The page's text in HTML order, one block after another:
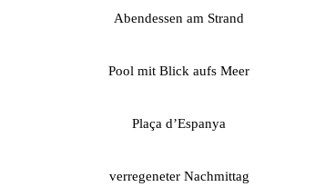
Abendessen am Strand
Pool mit Blick aufs Meer
Plaça d’Espanya
verregeneter Nachmittag